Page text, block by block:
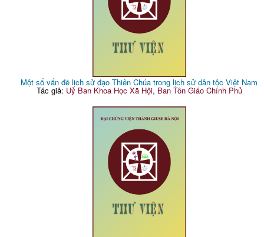
Một số vấn đề lịch sử đạo Thiên Chúa trong lịch sử dân tộc Việt Nam
Tác giả: Uỷ Ban Khoa Học Xã Hội, Ban Tôn Giáo Chính Phủ